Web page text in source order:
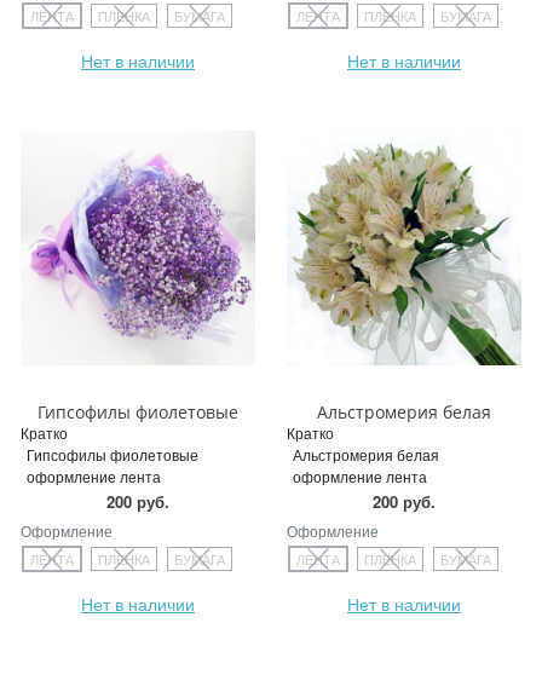
ЛЕНТА ПЛЕНКА БУМАГА
Нет в наличии
ЛЕНТА ПЛЕНКА БУМАГА
Нет в наличии
Гипсофилы фиолетовые
Кратко
Гипсофилы фиолетовые
оформление лента
200 руб.
Оформление
ЛЕНТА ПЛЕНКА БУМАГА
Нет в наличии
Альстромерия белая
Кратко
Альстромерия белая
оформление лента
200 руб.
Оформление
ЛЕНТА ПЛЕНКА БУМАГА
Нет в наличии